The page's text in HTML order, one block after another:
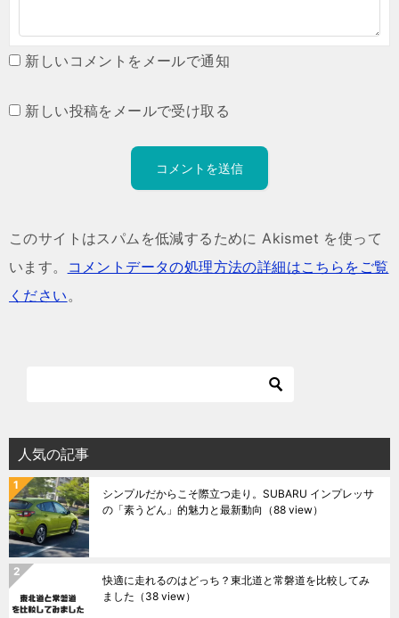
新しいコメントをメールで通知
新しい投稿をメールで受け取る
このサイトはスパムを低減するために Akismet を使って
います。
コメントデータの処理方法の詳細はこちらをご覧
ください。
人気の記事
シンプルだからこそ際立つ走り。SUBARU インプレッサ
の「素うどん」的魅力と最新動向 （88 view）
快適に走れるのはどっち？東北道と常磐道を比較してみ
ました （38 view）